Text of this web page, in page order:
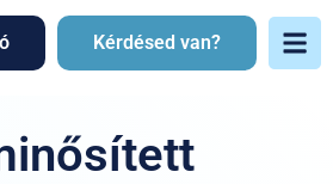
Kérdésed van?